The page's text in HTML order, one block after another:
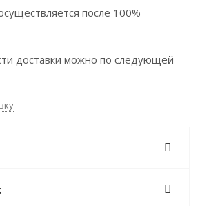
после 100%
доставки можно по следующей